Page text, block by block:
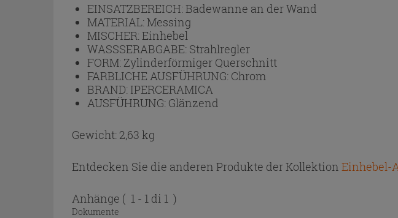
EINSATZBEREICH:Badewanne an der Wand
MATERIAL:Messing
MISCHER:Einhebel
WASSSERABGABE: Strahlregler
FORM: Zylinderförmiger Querschnitt
FARBLICHE AUSFÜHRUNG: Chrom
BRAND: IPERCERAMICA
AUSFÜHRUNG: Glänzend
Gewicht: 2,63 kg
Entdecken Sie die anderen Produkte der Kollektion Einhebel-
Anhänge ( 1 - 1 di 1 )
Dokumente